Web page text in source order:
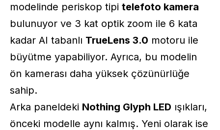
modelinde periskop tipi telefoto kamera
bulunuyor ve 3 kat optik zoom ile 6 kata
kadar AI tabanlı TrueLens 3.0 motoru ile
büyütme yapabiliyor. Ayrıca, bu modelin
ön kamerası daha yüksek çözünürlüğe
sahip.
Arka paneldeki Nothing Glyph LED ışıkları,
önceki modelle aynı kalmış. Yeni olarak ise